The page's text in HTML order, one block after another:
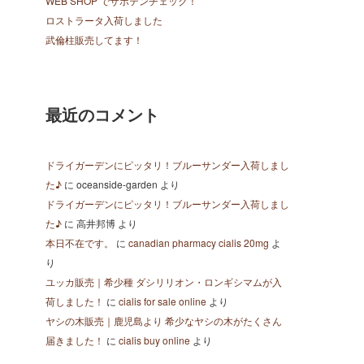
ロストラータ入荷しました
武倫柱販売してます！
最近のコメント
ドライガーデンにピッタリ！ブルーサンダー入荷しまし
た♪ に oceanside-garden より
ドライガーデンにピッタリ！ブルーサンダー入荷しまし
た♪ に 高井邦博 より
本日不在です。
に canadian pharmacy cialis 20mg よ
り
ユッカ販売｜希少種 ダシリリオン・ロンギシマムが入
荷しました！ に cialis for sale online より
ヤシの木販売｜鹿児島より 希少なヤシの木がたくさん
届きました！ に cialis buy online より